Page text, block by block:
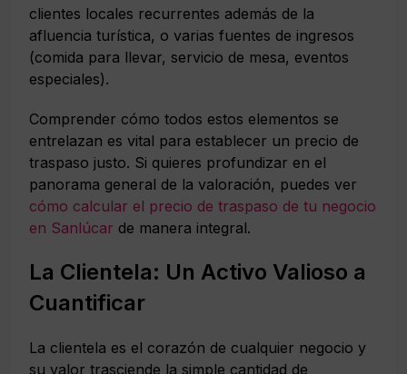
clientes locales recurrentes además de la
afluencia turística, o varias fuentes de ingresos
(comida para llevar, servicio de mesa, eventos
especiales).
Comprender cómo todos estos elementos se
entrelazan es vital para establecer un precio de
traspaso justo. Si quieres profundizar en el
panorama general de la valoración, puedes ver
cómo calcular el precio de traspaso de tu negocio
en Sanlúcar de manera integral.
La Clientela: Un Activo Valioso a
Cuantificar
La clientela es el corazón de cualquier negocio y
su valor trasciende la simple cantidad de